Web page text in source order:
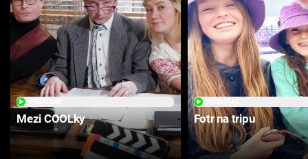
Mezi COOLky Fotr na tripu